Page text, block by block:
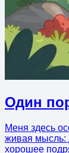
Один
Меня здесь
живая мысль:
хорошее